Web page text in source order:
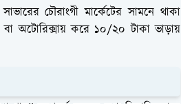
চৌরাংগী মার্কেটের সামনে থাকা
অটোরিক্সায় করে ১০/২০ টাকা ভাড়ায়